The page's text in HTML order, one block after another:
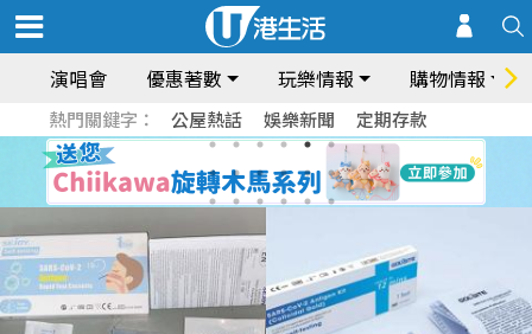
演唱會 優惠著數 玩樂情報 購物情報
熱門關鍵字： 公屋熱話 娛樂新聞 定期存款